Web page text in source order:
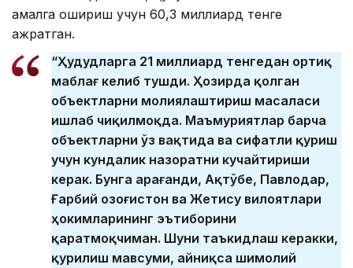
амалга ошириш учун 60,3 миллиард тенге
ажратган.
“Ҳудудларга 21 миллиард тенгедан ортиқ
маблағ келиб тушди. Ҳозирда қолган
объектларни молиялаштириш масаласи
ишлаб чиқилмоқда. Маъмуриятлар барча
объектларни ўз вақтида ва сифатли қуриш
учун кундалик назоратни кучайтириши
керак. Бунга Қарағанди, Ақтўбе, Павлодар,
Ғарбий Қозоғистон ва Жетису вилоятлари
ҳокимларининг эътиборини
қаратмоқчиман. Шуни таъкидлаш керакки,
қурилиш мавсуми, айниқса шимолий